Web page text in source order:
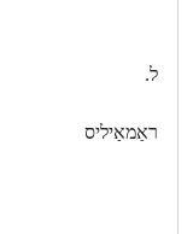
ל.
ראַמאַיליס